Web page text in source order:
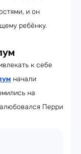
и он
ребёнку.
к себе
начали
на
Перри